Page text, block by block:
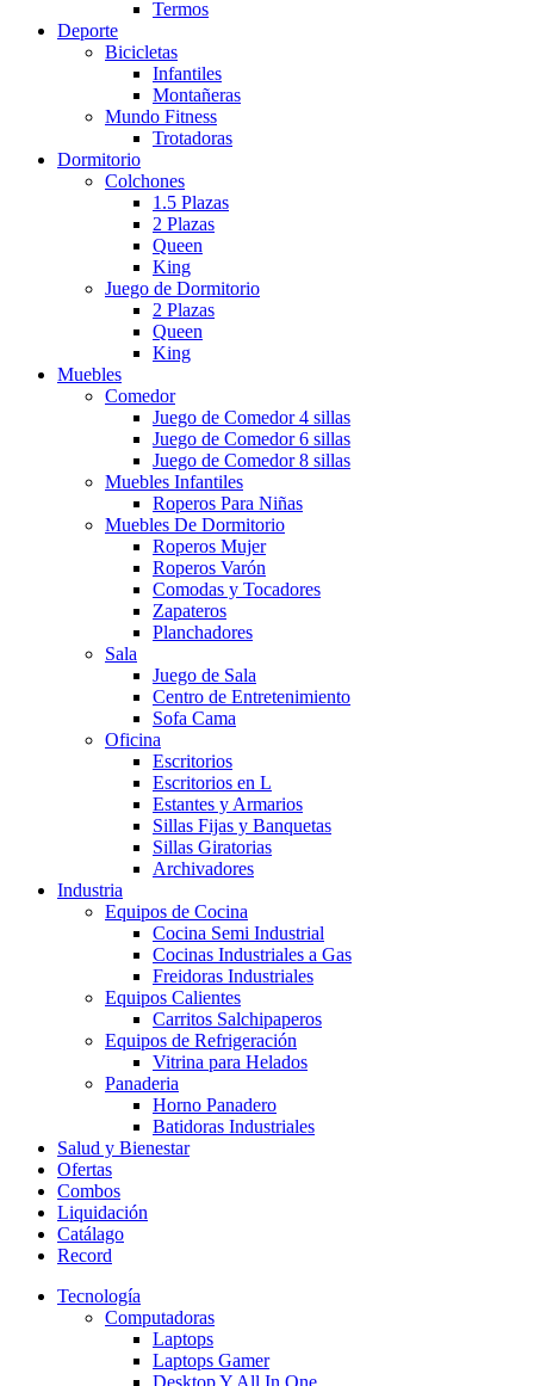
Termos
Deporte
Bicicletas
Infantiles
Montañeras
Mundo Fitness
Trotadoras
Dormitorio
Colchones
1.5 Plazas
2 Plazas
Queen
King
Juego de Dormitorio
2 Plazas
Queen
King
Muebles
Comedor
Juego de Comedor 4 sillas
Juego de Comedor 6 sillas
Juego de Comedor 8 sillas
Muebles Infantiles
Roperos Para Niñas
Muebles De Dormitorio
Roperos Mujer
Roperos Varón
Comodas y Tocadores
Zapateros
Planchadores
Sala
Juego de Sala
Centro de Entretenimiento
Sofa Cama
Oficina
Escritorios
Escritorios en L
Estantes y Armarios
Sillas Fijas y Banquetas
Sillas Giratorias
Archivadores
Industria
Equipos de Cocina
Cocina Semi Industrial
Cocinas Industriales a Gas
Freidoras Industriales
Equipos Calientes
Carritos Salchipaperos
Equipos de Refrigeración
Vitrina para Helados
Panaderia
Horno Panadero
Batidoras Industriales
Salud y Bienestar
Ofertas
Combos
Liquidación
Catálago
Record
Tecnología
Computadoras
Laptops
Laptops Gamer